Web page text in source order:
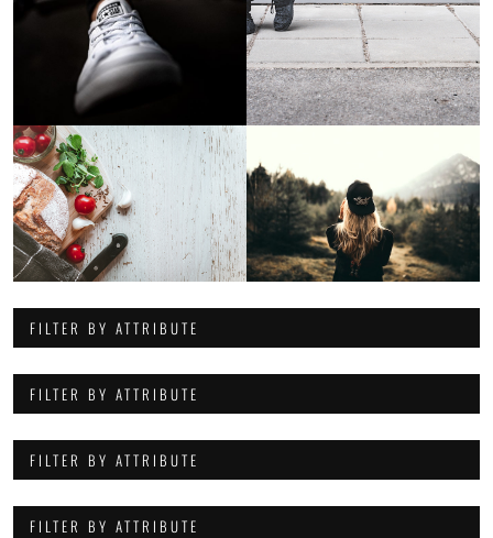
FILTER BY ATTRIBUTE
FILTER BY ATTRIBUTE
FILTER BY ATTRIBUTE
FILTER BY ATTRIBUTE